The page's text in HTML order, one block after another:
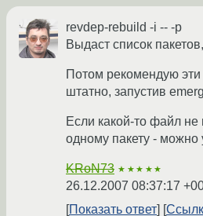
revdep-rebuild -i -- -p
Выдаст список
Потом рекомендую
штатно, запустив
Если какой-то файл
одному пакету - можно
KRoN73 ★★★★★
26.12.2007 08:37:17
Показать ответ